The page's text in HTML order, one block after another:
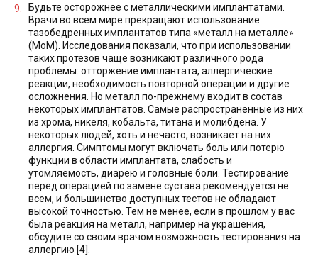
Будьте осторожнее с металлическими имплантатами.
Врачи во всем мире прекращают использование
тазобедренных имплантатов типа «металл на металле»
(MoM). Исследования показали, что при использовании
таких протезов чаще возникают различного рода
проблемы: отторжение имплантата, аллергические
реакции, необходимость повторной операции и другие
осложнения. Но металл по-прежнему входит в состав
некоторых имплантатов. Самые распространенные из них
из хрома, никеля, кобальта, титана и молибдена. У
некоторых людей, хоть и нечасто, возникает на них
аллергия. Симптомы могут включать боль или потерю
функции в области имплантата, слабость и
утомляемость, диарею и головные боли. Тестирование
перед операцией по замене сустава рекомендуется не
всем, и большинство доступных тестов не обладают
высокой точностью. Тем не менее, если в прошлом у вас
была реакция на металл, например на украшения,
обсудите со своим врачом возможность тестирования на
аллергию [4].